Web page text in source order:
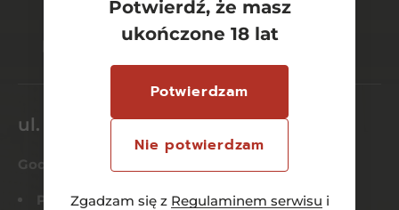
Potwierdź, że masz
ukończone 18 lat
Potwierdzam
Nie potwierdzam
Zgadzam się z Regulaminem serwisu i
bezpieczne
płatności online
szeroki wybór
asortymentu
ul. Dworcowa 26/6
Godziny otwarcia
Pn-Czw:8:00 – 21:00